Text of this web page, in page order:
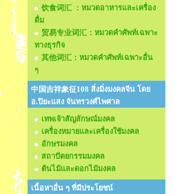
饮食词汇 ：หมวดอาหารและเครื่อง
ดื่ม
贸易专业词汇：หมวดคำศัพท์เฉพาะ
ทางธุรกิจ
其他词汇：หมวดคำศัพท์เฉพาะอื่น
ๆ
中国吉祥象征108 สิ่งมิ่งมงคลจีน โดย
อ.ปิยะแสง จันทรวงศ์ไพศาล
เทพเจ้าสัญลักษณ์มงคล
เครื่องหมายและเครื่องใช้มงคล
อักษรมงคล
สถาปัตยกรรมมงคล
ต้นไม้และดอกไม้มงคล
เนื้อหาอื่น ๆ ที่มีประโยชน์